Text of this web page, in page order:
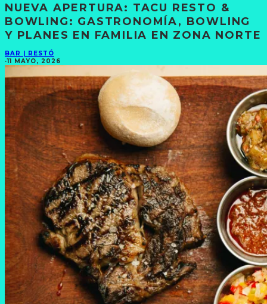
NUEVA APERTURA: TACU RESTO &
BOWLING: GASTRONOMÍA, BOWLING
Y PLANES EN FAMILIA EN ZONA NORTE
BAR | RESTÓ
·11 MAYO, 2026